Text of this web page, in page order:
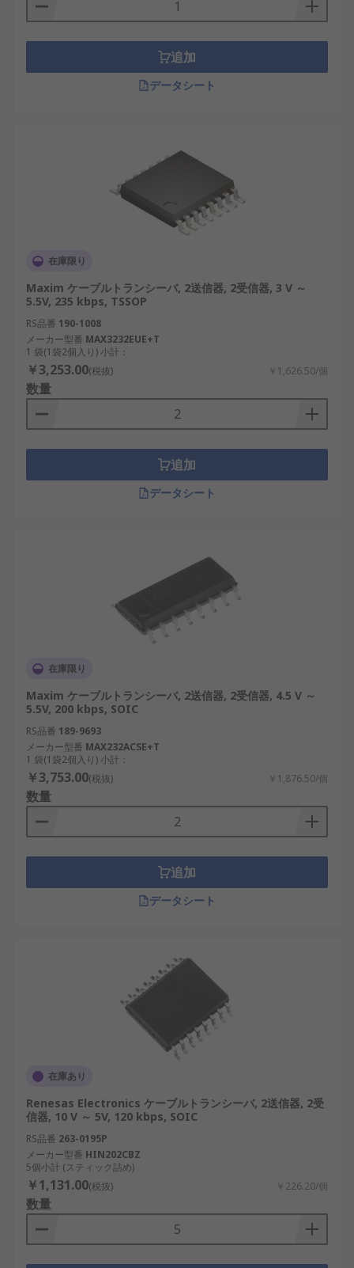
追加
データシート
在庫限り
Maxim ケーブルトランシーバ, 2送信器, 2受信器, 3 V ～
5.5V, 235 kbps, TSSOP
RS品番 190-1008
メーカー型番 MAX3232EUE+T
1 袋(1袋2個入り) 小計：
￥3,253.00(税抜) ￥1,626.50/個
数量
追加
データシート
在庫限り
Maxim ケーブルトランシーバ, 2送信器, 2受信器, 4.5 V ～
5.5V, 200 kbps, SOIC
RS品番 189-9693
メーカー型番 MAX232ACSE+T
1 袋(1袋2個入り) 小計：
￥3,753.00(税抜) ￥1,876.50/個
数量
追加
データシート
在庫あり
Renesas Electronics ケーブルトランシーバ, 2送信器, 2受
信器, 10 V ～ 5V, 120 kbps, SOIC
RS品番 263-0195P
メーカー型番 HIN202CBZ
5個小計 (スティック詰め)
￥1,131.00(税抜) ￥226.20/個
数量